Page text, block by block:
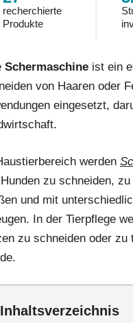
recherchierte
Produkte
Schermaschine ist ein
von Haaren oder
eingesetzt,
werden
zu schneiden,
und mit
In der Tierpflege
zu schneiden oder
Inhaltsverzeichnis